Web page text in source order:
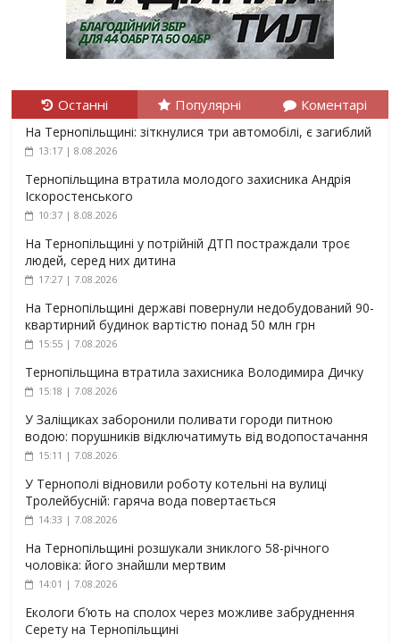
Останні Популярні Коментарі
На Тернопільщині: зіткнулися три автомобілі, є загиблий
13:17 | 8.08.2026
Тернопільщина втратила молодого захисника Андрія
Іскоростенського
10:37 | 8.08.2026
На Тернопільщині у потрійній ДТП постраждали троє
людей, серед них дитина
17:27 | 7.08.2026
На Тернопільщині державі повернули недобудований 90-
квартирний будинок вартістю понад 50 млн грн
15:55 | 7.08.2026
Тернопільщина втратила захисника Володимира Дичку
15:18 | 7.08.2026
У Заліщиках заборонили поливати городи питною
водою: порушників відключатимуть від водопостачання
15:11 | 7.08.2026
У Тернополі відновили роботу котельні на вулиці
Тролейбусній: гаряча вода повертається
14:33 | 7.08.2026
На Тернопільщині розшукали зниклого 58-річного
чоловіка: його знайшли мертвим
14:01 | 7.08.2026
Екологи б’ють на сполох через можливе забруднення
Серету на Тернопільщині